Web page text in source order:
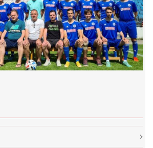
FKD, z.s.
Drnovice 704
68304 Drnovice
ičo 27005305
č.ú. 3227086359 / 0800
© 2026 eStránky.cz |RSS